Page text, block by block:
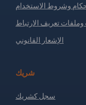
وشروط الاستخدام
وملفات تعريف الارتباط
الإشعار القانوني
شريك
سجل كشريك